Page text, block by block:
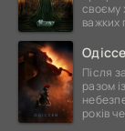
своєму
важких
Після
разом
років